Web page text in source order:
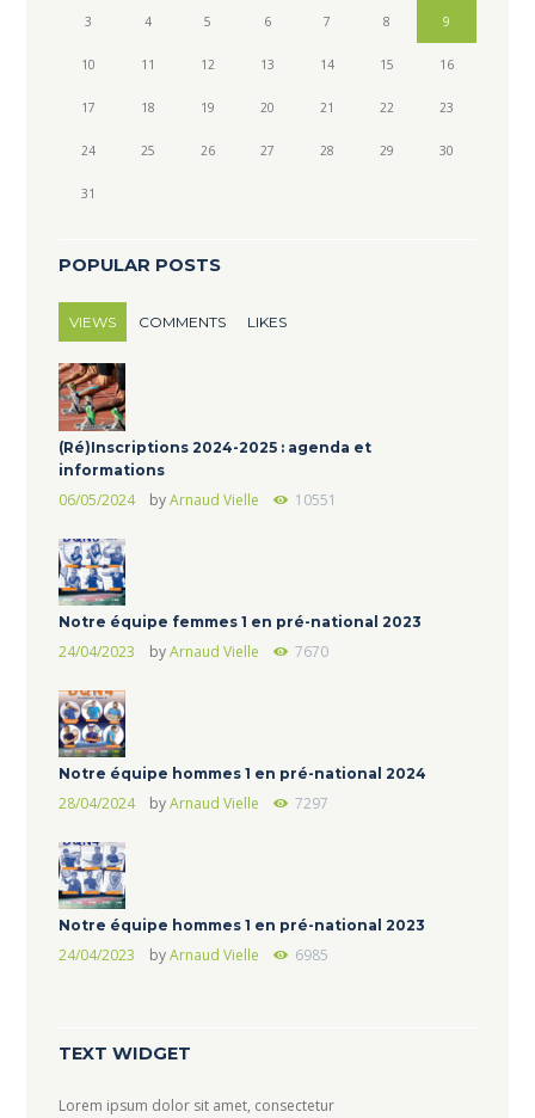
3 4 5 6 7 8 9
10 11 12 13 14 15 16
17 18 19 20 21 22 23
24 25 26 27 28 29 30
31
POPULAR POSTS
VIEWS COMMENTS LIKES
(Ré)Inscriptions 2024-2025 : agenda et
informations
06/05/2024 byArnaud Vielle 10551
Notre équipe femmes 1 en pré-national 2023
24/04/2023 byArnaud Vielle 7670
Notre équipe hommes 1 en pré-national 2024
28/04/2024 byArnaud Vielle 7297
Notre équipe hommes 1 en pré-national 2023
24/04/2023 byArnaud Vielle 6985
TEXT WIDGET
Lorem ipsum dolor sit amet, consectetur